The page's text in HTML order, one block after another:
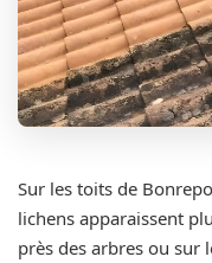
Sur les toits de
lichens apparaissent
près des arbres ou sur